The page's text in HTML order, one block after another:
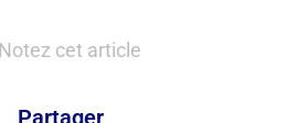
Notez cet article
Partager